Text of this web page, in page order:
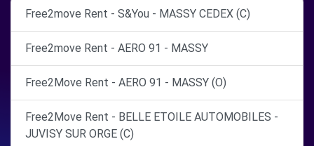
Free2move Rent - S&You - MASSY CEDEX (C)
Free2move Rent - AERO 91 - MASSY
Free2Move Rent - AERO 91 - MASSY (O)
Free2Move Rent - BELLE ETOILE AUTOMOBILES -
JUVISY SUR ORGE (C)